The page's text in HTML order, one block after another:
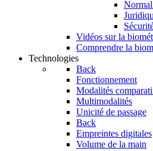
Vidéos sur la
Comprendre la
Technologies
Back
Fonctionnement
Modalités
Multimodalités
Unicité de passage
Back
Empreintes digitales
Volume de la main